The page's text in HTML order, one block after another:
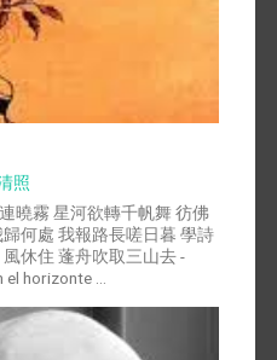
照
曉霧 星河欲轉千帆舞 彷佛
何處 我報路長嗟日暮 學詩
休住 蓬舟吹取三山去 -
horizonte …